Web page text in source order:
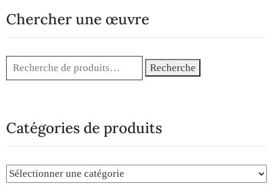
Chercher une œuvre
Recherche
Catégories de produits